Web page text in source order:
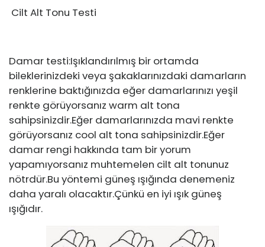
Cilt Alt Tonu Testi
Damar testi:Işıklandırılmış bir ortamda
bileklerinizdeki veya şakaklarınızdaki damarların
renklerine baktığınızda eğer damarlarınızı yeşil
renkte görüyorsanız warm alt tona
sahipsinizdir.Eğer damarlarınızda mavi renkte
görüyorsanız cool alt tona sahipsinizdir.Eğer
damar rengi hakkında tam bir yorum
yapamıyorsanız muhtemelen cilt alt tonunuz
nötrdür.Bu yöntemi güneş ışığında denemeniz
daha yaralı olacaktır.Çünkü en iyi ışık güneş
ışığıdır.